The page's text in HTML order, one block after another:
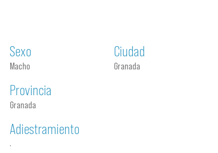
Sexo
Macho
Ciudad
Granada
Provincia
Granada
Adiestramiento
.